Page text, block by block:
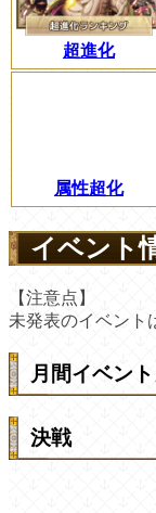
超進化
属性超化
イベント
【注意点】
未発表のイベント
月間イベン
決戦